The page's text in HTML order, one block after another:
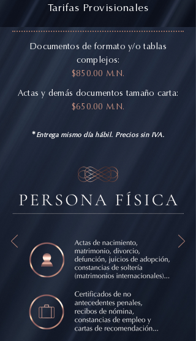
Tarifas Provisionales
​Documentos de formato y/o tablas
complejos:
$850.00 M.N.
Actas y demás documentos tamaño carta:
$650.00 M.N.
*Entrega mismo día hábil. Precios sin IVA.